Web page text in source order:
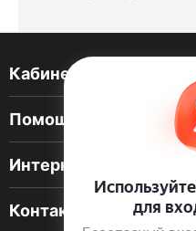
Кабинет покупателя
Помощь покупателю
Интернет-магазин
Контакты